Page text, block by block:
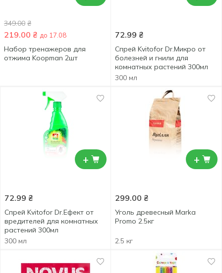
349.00 ₴
219.00 ₴ до 17.08
Набор тренажеров для
отжима Koopman 2шт
72.99 ₴
Спрей Kvitofor Dr.Микро от
болезней и гнили для
комнатных растений 300мл
300 мл
+
72.99 ₴
Спрей Kvitofor Dr.Ефект от
вредителей для комнатных
растений 300мл
300 мл
+
299.00 ₴
Уголь древесный Marka
Promo 2.5кг
2.5 кг